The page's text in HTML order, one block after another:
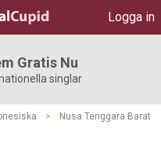
Logga in
Gratis Nu
singlar
>
Nusa Tenggara Barat